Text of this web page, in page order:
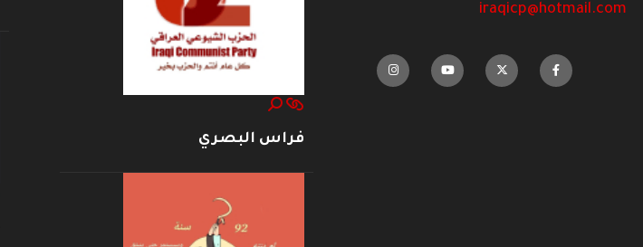
iraqicp@hotmail.com
فراس البصري